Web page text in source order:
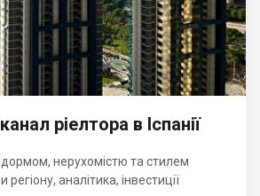
ріелтора в Іспанії
нерухомістю та стилем
аналітика, інвестиції